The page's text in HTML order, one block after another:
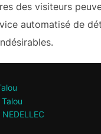
des visiteurs
automatisé de